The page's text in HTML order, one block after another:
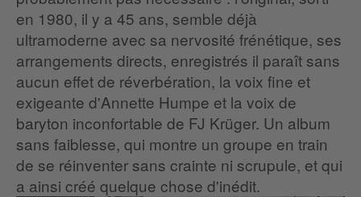
en 1980, il y a 45 ans, semble déjà
ultramoderne avec sa nervosité frénétique, ses
arrangements directs, enregistrés il paraît sans
aucun effet de réverbération, la voix fine et
exigeante d'Annette Humpe et la voix de
baryton inconfortable de FJ Krüger. Un album
sans faiblesse, qui montre un groupe en train
de se réinventer sans crainte ni scrupule, et qui
a ainsi créé quelque chose d'inédit.